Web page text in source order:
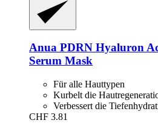
Anua PDRN Hyaluron
Serum Mask
Für alle Hauttypen
Kurbelt die
Verbessert die
CHF 3.81